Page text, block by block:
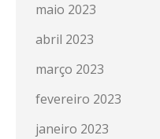
maio 2023
abril 2023
março 2023
fevereiro 2023
janeiro 2023